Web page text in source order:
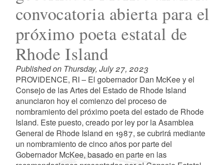
convocatoria abierta para el
próximo poeta estatal de
Rhode Island
Published on Thursday, July 27, 2023
PROVIDENCE, RI – El gobernador Dan McKee y el
Consejo de las Artes del Estado de Rhode Island
anunciaron hoy el comienzo del proceso de
nombramiento del próximo poeta del estado de Rhode
Island. Este puesto, creado por ley por la Asamblea
General de Rhode Island en 1987, se cubrirá mediante
un nombramiento de cinco años por parte del
Gobernador McKee, basado en parte en las